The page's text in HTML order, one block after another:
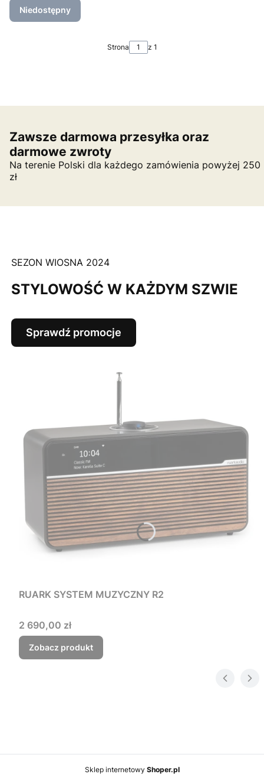
Niedostępny
Strona z 1
Zawsze darmowa przesyłka oraz
darmowe zwroty
Na terenie Polski dla każdego zamówienia powyżej 250
zł
SEZON WIOSNA 2024
STYLOWOŚĆ W KAŻDYM SZWIE
Sprawdź promocje
RUARK SYSTEM MUZYCZNY R2
Cena
2 690,00 zł
Zobacz produkt
Sklep internetowy Shoper.pl